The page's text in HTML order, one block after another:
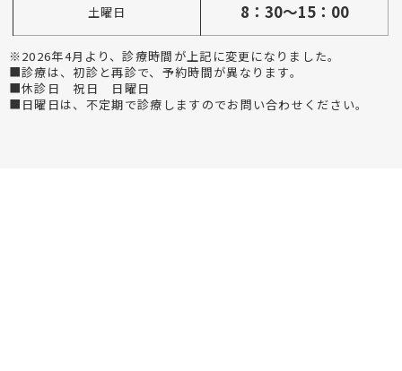
土曜日 8：30～15：00
※2026年4月より、診療時間が上記に変更になりました。
■診療は、初診と再診で、予約時間が異なります。
■休診日 祝日 日曜日
■日曜日は、不定期で診療しますのでお問い合わせください。